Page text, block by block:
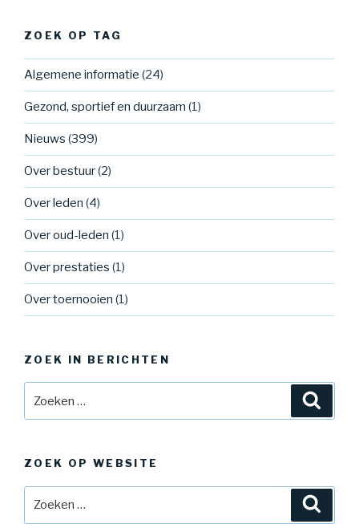
ZOEK OP TAG
Algemene informatie (24)
Gezond, sportief en duurzaam (1)
Nieuws (399)
Over bestuur(2)
Over leden (4)
Over oud-leden (1)
Over prestaties (1)
Over toernooien (1)
ZOEK IN BERICHTEN
naar:
ZOEK OP WEBSITE